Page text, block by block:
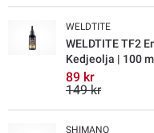
WELDTITE
WELDTITE TF2
Kedjeolja | 100
89 kr
149 kr
SHIMANO